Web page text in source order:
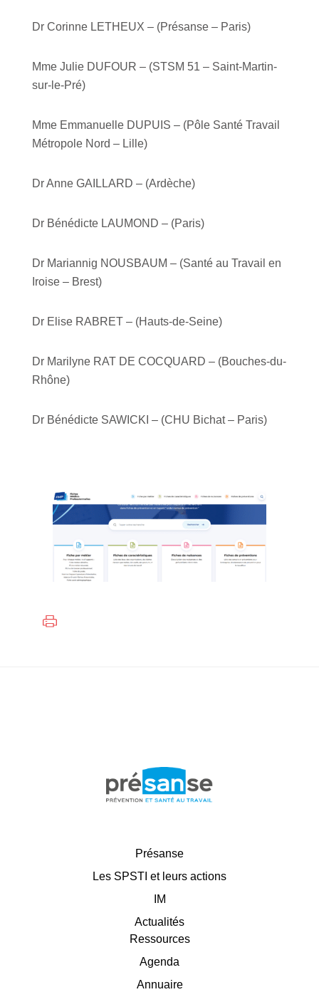
Dr Corinne LETHEUX – (Présanse – Paris)
Mme Julie DUFOUR – (STSM 51 – Saint-Martin-
sur-le-Pré)
Mme Emmanuelle DUPUIS – (Pôle Santé Travail
Métropole Nord – Lille)
Dr Anne GAILLARD – (Ardèche)
Dr Bénédicte LAUMOND – (Paris)
Dr Mariannig NOUSBAUM – (Santé au Travail en
Iroise – Brest)
Dr Elise RABRET – (Hauts-de-Seine)
Dr Marilyne RAT DE COCQUARD – (Bouches-du-
Rhône)
Dr Bénédicte SAWICKI – (CHU Bichat – Paris)
Présanse
Les SPSTI et leurs actions
IM
Actualités
Ressources
Agenda
Annuaire